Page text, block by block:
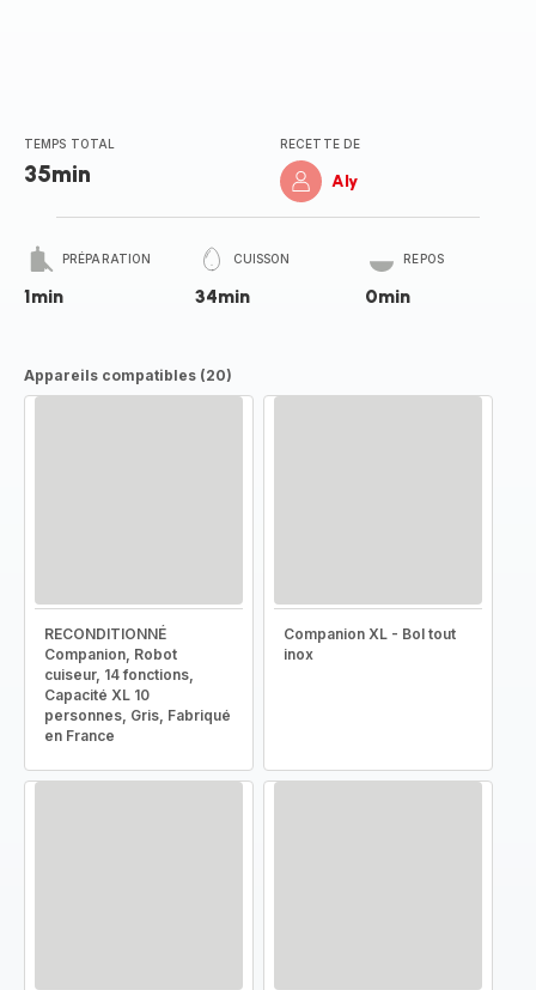
TEMPS TOTAL
35min
RECETTE DE
Aly
PRÉPARATION
1min
CUISSON
34min
REPOS
0min
Appareils compatibles (20)
RECONDITIONNÉ
Companion, Robot
cuiseur, 14 fonctions,
Capacité XL 10
personnes, Gris, Fabriqué
en France
Companion XL - Bol tout
inox